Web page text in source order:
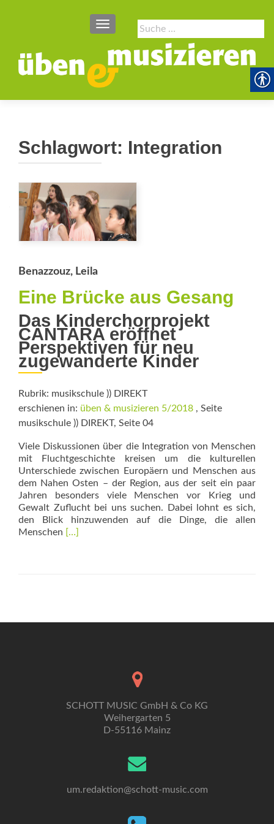
Suche
nach:
SCHALTE NAVIGATION
Schlagwort: Integration
Benazzouz, Leila
Eine Brücke aus Gesang
Das Kinderchorprojekt
CANTARA eröffnet
Perspektiven für neu
zugewanderte Kinder
Rubrik: musikschule )) DIREKT
erschienen in: üben & musizieren 5/2018 , Seite
musikschule )) DIREKT, Seite 04
Viele Diskussionen über die Integration von Menschen
mit Fluchtgeschichte kreisen um die kulturellen
Unterschiede zwischen Europäern und Menschen aus
dem Nahen Osten – der Region, aus der seit ein paar
Jahren besonders viele Menschen vor Krieg und
Gewalt Zuflucht bei uns suchen. Dabei lohnt es sich,
den Blick hinzuwenden auf die Dinge, die allen
Menschen Read
[…]
SCHOTT MUSIC GmbH & Co KG
Weihergarten 5
D-55116 Mainz
um.redaktion@schott-music.com